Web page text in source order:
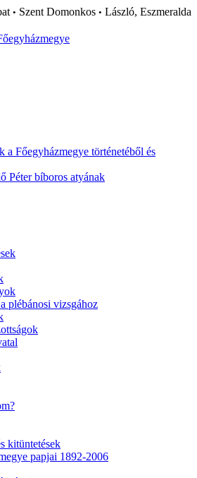
• Szent Domonkos • László, Eszmeralda
a Főegyházmegye történetéből és
Péter bíboros atyának
plébánosi vizsgához
kitüntetések
papjai 1892-2006